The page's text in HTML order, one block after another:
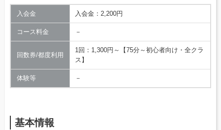
入会金 入会金：2,200円
コース料金 －
回数券/都度利用
1回：1,300円～【75分～初心者向け・全クラ
ス】
体験等 －
基本情報